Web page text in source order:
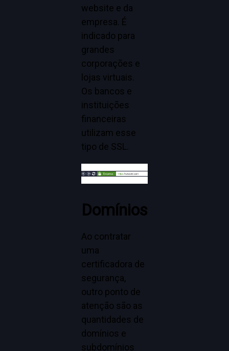
website e da
empresa. É
indicado para
grandes
corporações e
lojas virtuais.
Os bancos e
instituições
financeiras
utilizam esse
tipo de SSL.
Domínios
Ao contratar
uma
certificadora de
segurança,
outro ponto de
atenção são as
quantidades de
domínios e
subdomínios